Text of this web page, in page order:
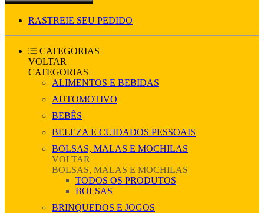
RASTREIE SEU PEDIDO
CATEGORIAS
VOLTAR
CATEGORIAS
ALIMENTOS E BEBIDAS
AUTOMOTIVO
BEBÊS
BELEZA E CUIDADOS PESSOAIS
BOLSAS, MALAS E MOCHILAS
VOLTAR
BOLSAS, MALAS E MOCHILAS
TODOS OS PRODUTOS
BOLSAS
BRINQUEDOS E JOGOS